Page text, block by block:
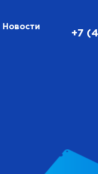
Новости
+7